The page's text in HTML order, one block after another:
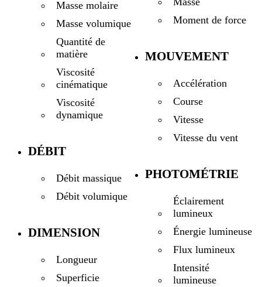
Masse molaire
Masse volumique
Quantité de
matière
Viscosité
cinématique
Viscosité
dynamique
DÉBIT
Débit massique
Débit volumique
DIMENSION
Longueur
Superficie
Moment de force
MOUVEMENT
Accélération
Course
Vitesse
Vitesse du vent
PHOTOMÉTRIE
Éclairement
lumineux
Énergie lumineuse
Flux lumineux
Intensité
lumineuse